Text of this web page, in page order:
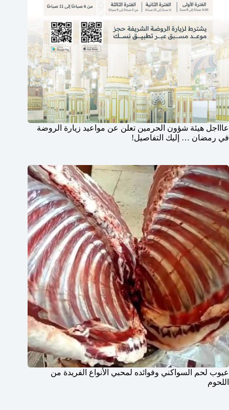
عاااجل هيئة شؤون الحرمين تعلن عن مواعيد زيارة الروضة
في رمضان … إليك التفاصيل!
عيوب لحم السواكني وفوائده لمحبي الأنواع الفريدة من
اللحوم